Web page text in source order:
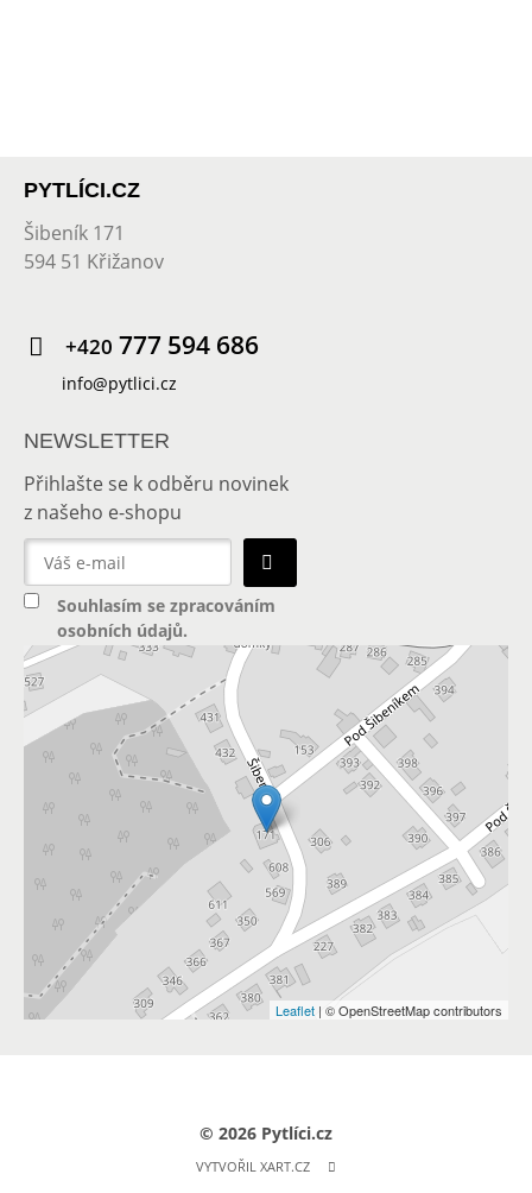
PYTLÍCI.CZ
Šibeník 171
594 51 Křižanov
+420 777 594 686
info@pytlici.cz
Leaflet | © OpenStreetMap contributors
NEWSLETTER
Přihlašte se k odběru novinek
z našeho e-shopu
Souhlasím se zpracováním
osobních údajů.
© 2026 Pytlíci.cz
VYTVOŘIL XART.CZ